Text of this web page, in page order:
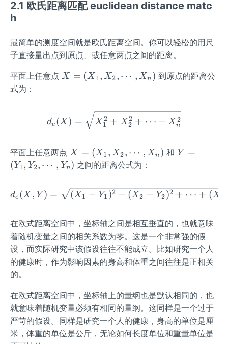
2.1 欧氏距离匹配 euclidean distance matc
h
最简单的测度空间就是欧氏距离空间。你可以轻松的用尺
子直接量出点到原点、或任意两点之间的距离。
平面上任意点 X
1,
_
2,
\c
ts,
n)
X = (X1 , X2, ⋯ , Xn ) 到原点的距离公
式为：
d_e(X) =
de (X ) = X1
2 + X2
2 + ⋯ + Xn
2
平面上任意两点 X
=
_
1,
_
2,
\c
do
ts,
_
n)
X = (X1 , X2, ⋯ , Xn ) 和 Y
_
1,
_
2,
\c
do
ts,
_
n)
Y
=
(Y1, Y2, ⋯ , Yn) 之间的距离公式为：
d_e(X, Y) = \sqrt{(X_1-
de (X , Y ) = (X1 − Y1 )2 + (X2 − Y2)2 + ⋯ + (X
在欧式距离空间中，坐标轴之间是相互垂直的，也就意味
着随机变量之间的相关系数为零。这是一个非常强的假
设，而实际研究中该假设往往不能成立。比如研究一个人
的健康时，作为影响因素的身高和体重之间往往是正相关
的。
在欧式距离空间中，坐标轴上的量纲也是默认相同的，也
就意味着随机变量必须有相同的量纲。这同样是一个过于
严苛的假设。同样是研究一个人的健康，身高的单位是厘
米，体重的单位是公斤，无论如何长度单位和重量单位是